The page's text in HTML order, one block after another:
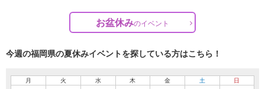
お盆休みのイベント
今週の福岡県の夏休みイベントを探している方はこちら！
月 火 水 木 金 土 日